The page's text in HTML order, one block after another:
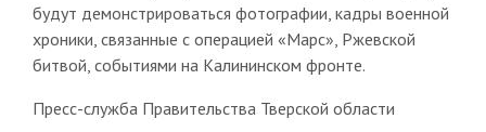
будут демонстрироваться фотографии, кадры военной
хроники, связанные с операцией «Марс», Ржевской
битвой, событиями на Калининском фронте.
Пресс-служба Правительства Тверской области